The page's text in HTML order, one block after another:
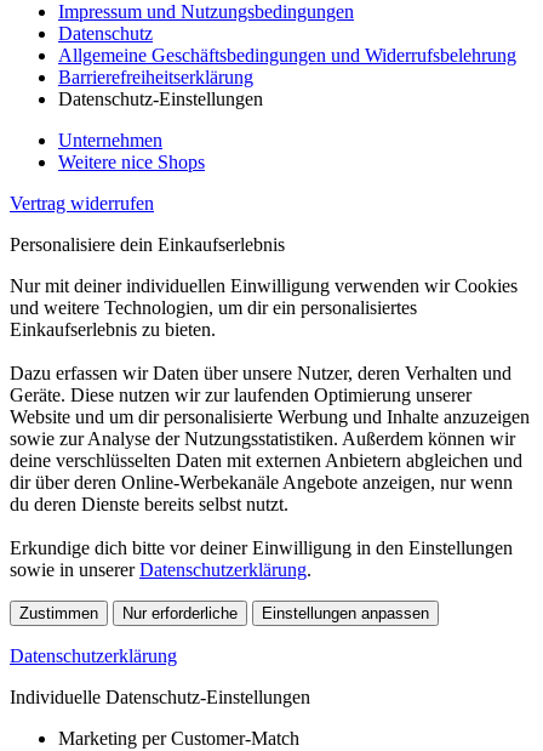
Impressum und Nutzungsbedingungen
Datenschutz
Allgemeine Geschäftsbedingungen und Widerrufsbelehrung
Barrierefreiheitserklärung
Datenschutz-Einstellungen
Unternehmen
Weitere nice Shops
Vertrag widerrufen
Personalisiere dein Einkaufserlebnis
Nur mit deiner individuellen Einwilligung verwenden wir Cookies
und weitere Technologien, um dir ein personalisiertes
Einkaufserlebnis zu bieten.
Dazu erfassen wir Daten über unsere Nutzer, deren Verhalten und
Geräte. Diese nutzen wir zur laufenden Optimierung unserer
Website und um dir personalisierte Werbung und Inhalte anzuzeigen
sowie zur Analyse der Nutzungsstatistiken. Außerdem können wir
deine verschlüsselten Daten mit externen Anbietern abgleichen und
dir über deren Online-Werbekanäle Angebote anzeigen, nur wenn
du deren Dienste bereits selbst nutzt.
Erkundige dich bitte vor deiner Einwilligung in den Einstellungen
sowie in unsererDatenschutzerklärung.
Zustimmen Nur erforderliche Einstellungen anpassen
Datenschutzerklärung
Individuelle Datenschutz-Einstellungen
Marketing per Customer-Match